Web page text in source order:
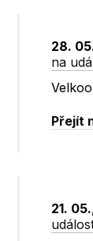
28.
na
Přejít
21.